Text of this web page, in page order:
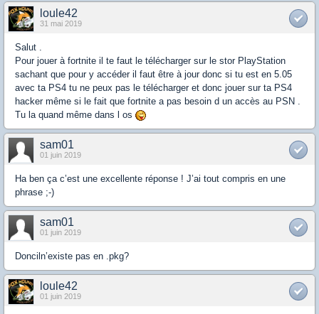
loule42
31 mai 2019
Salut .
Pour jouer à fortnite il te faut le télécharger sur le stor PlayStation
sachant que pour y accéder il faut être à jour donc si tu est en 5.05
avec ta PS4 tu ne peux pas le télécharger et donc jouer sur ta PS4
hacker même si le fait que fortnite a pas besoin d un accès au PSN .
Tu la quand même dans l os
sam01
01 juin 2019
Ha ben ça c’est une excellente réponse ! J’ai tout compris en une
phrase ;-)
sam01
01 juin 2019
Donciln’existe pas en .pkg?
loule42
01 juin 2019